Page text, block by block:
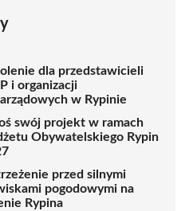
dla przedstawicieli
i organizacji
w Rypinie
swój projekt w ramach
Obywatelskiego Rypin
przed silnymi
pogodowymi na
Rypina